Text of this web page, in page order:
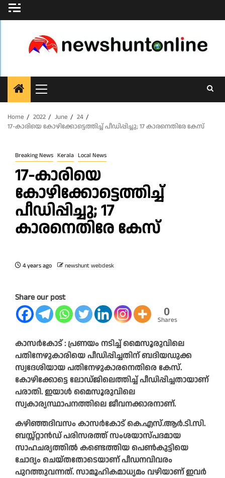
Skip
to
Primary
Menu
Home
2022 June
24
17-കാരിയെ കോഴിക്കോട്ടെത്തിച്ച് പീഡിപ്പിച്ചു; 17 കാരനെതിരേ കേസ്
Breaking News Kerala Local News
17-കാരിയെ
കോഴിക്കോട്ടെത്തിച്ച്
പീഡിപ്പിച്ചു; 17
കാരനെതിരേ കേസ്
4 years ago newshunt webdesk
Share our post
0
Shares
കാസര്‍കോട് : പ്രണയം നടിച്ച് മൈസൂരുവിലെ
പതിനേഴുകാരിയെ പീഡിപ്പിച്ചതിന് ബദിയഡുക്ക
സ്വദേശിയായ പതിനേഴുകാരനെതിരെ കേസ്.
കോഴിക്കോട്ടെ ലോഡ്ജിലെത്തിച്ച് പീഡിപ്പിച്ചതായാണ്
പരാതി. ഇയാള്‍ മൈസൂരുവിലെ
സ്വകാര്യസ്ഥാപനത്തിലെ ജീവനക്കാരനാണ്.
കഴിഞ്ഞദിവസം കാസര്‍കോട് കെ.എസ്.ആര്‍.ടി.സി.
ബസ്സ്റ്റാന്‍ഡ് പരിസരത്ത് സംശയാസ്പദമായ
സാഹചര്യത്തില്‍ കണ്ടെത്തിയ പെണ്‍കുട്ടിയെ
ചോദ്യം ചെയ്തതോടെയാണ് പീഡനവിവരം
പുറത്തുവന്നത്. സാമൂഹികമാധ്യമം വഴിയാണ് ഇവര്‍